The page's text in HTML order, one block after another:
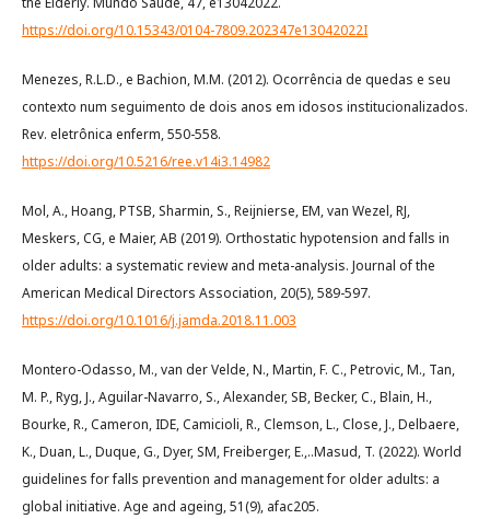
https://doi.org/10.15343/0104-7809.202347e13042022I
Menezes, R.L.D., e Bachion, M.M. (2012). Ocorrência de quedas e seu
contexto num seguimento de dois anos em idosos institucionalizados.
Rev. eletrônica enferm, 550-558.
https://doi.org/10.5216/ree.v14i3.14982
Mol, A., Hoang, PTSB, Sharmin, S., Reijnierse, EM, van Wezel, RJ,
Meskers, CG, e Maier, AB (2019). Orthostatic hypotension and falls in
older adults: a systematic review and meta-analysis. Journal of the
American Medical Directors Association, 20(5), 589-597.
https://doi.org/10.1016/j.jamda.2018.11.003
Montero-Odasso, M., van der Velde, N., Martin, F. C., Petrovic, M., Tan,
M. P., Ryg, J., Aguilar-Navarro, S., Alexander, SB, Becker, C., Blain, H.,
Bourke, R., Cameron, IDE, Camicioli, R., Clemson, L., Close, J., Delbaere,
K., Duan, L., Duque, G., Dyer, SM, Freiberger, E.,..Masud, T. (2022). World
guidelines for falls prevention and management for older adults: a
global initiative. Age and ageing, 51(9), afac205.